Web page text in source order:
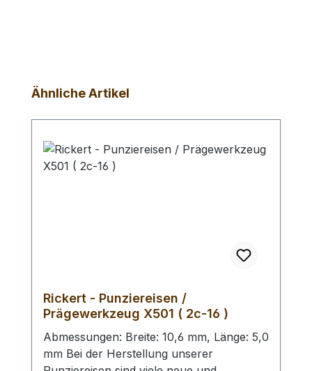
Produktgalerie überspringen
Ähnliche Artikel
Rickert - Punziereisen /
Prägewerkzeug X501 ( 2c-16 )
Abmessungen: Breite: 10,6 mm, Länge: 5,0
mm Bei der Herstellung unserer